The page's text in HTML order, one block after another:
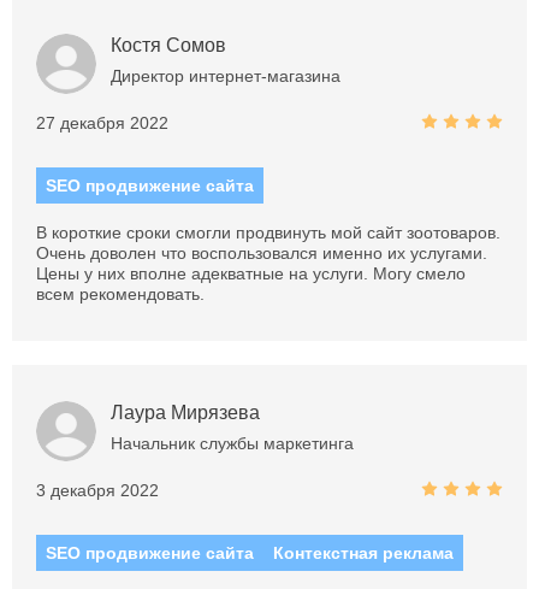
Костя Сомов
Директор интернет-магазина
27 декабря 2022
SEO продвижение сайта
В короткие сроки смогли продвинуть мой сайт зоотоваров.
Очень доволен что воспользовался именно их услугами.
Цены у них вполне адекватные на услуги. Могу смело
всем рекомендовать.
Лаура Мирязева
Начальник службы маркетинга
3 декабря 2022
SEO продвижение сайта Контекстная реклама